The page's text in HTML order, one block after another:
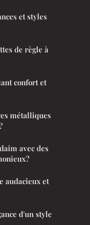
et styles
de règle à
confort et
métalliques
avec des
audacieux et
d'un style